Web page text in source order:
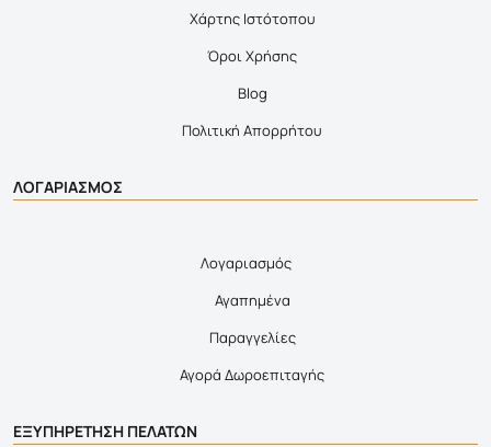
Χάρτης Ιστότοπου
Όροι Χρήσης
Blog
Πολιτική Απορρήτου
ΛΟΓΑΡΙΑΣΜΟΣ
Λογαριασμός
Αγαπημένα
Παραγγελίες
Αγορά Δωροεπιταγής
ΕΞΥΠΗΡΕΤΗΣΗ ΠΕΛΑΤΩΝ